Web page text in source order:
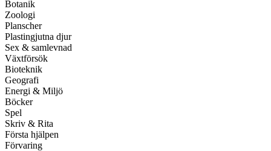
Botanik
Zoologi
Planscher
Plastingjutna djur
Sex & samlevnad
Växtförsök
Bioteknik
Geografi
Energi & Miljö
Böcker
Spel
Skriv & Rita
Första hjälpen
Förvaring